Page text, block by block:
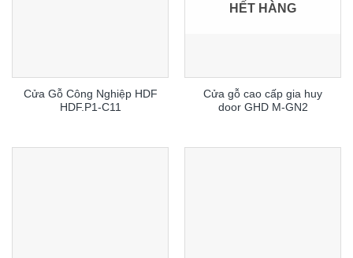
Cửa Gỗ Công Nghiệp HDF
HDF.P1-C11
HẾT HÀNG
Cửa gỗ cao cấp gia huy
door GHD M-GN2